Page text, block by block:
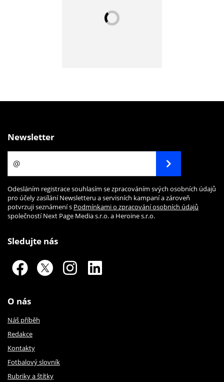
Newsletter
Odesláním registrace souhlasím se zpracováním svých osobních údajů
pro účely zasílání Newsletteru a servisních kampaní a zároveň
potvrzuji seznámení s Podmínkami o zpracování osobních údajů
společností Next Page Media s.r.o. a Heroine s.r.o.
Sledujte nás
O nás
Náš příběh
Redakce
Kontakty
Fotbalový slovník
Rubriky a štítky